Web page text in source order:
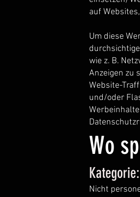
auf
Um diese
wie z. B.
Anzeigen zu
Website-
und/oder
Wo
Nicht